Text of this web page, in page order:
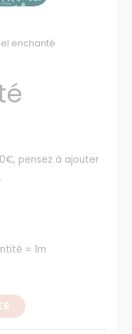
enchanté
pensez à ajouter
.
= 1m